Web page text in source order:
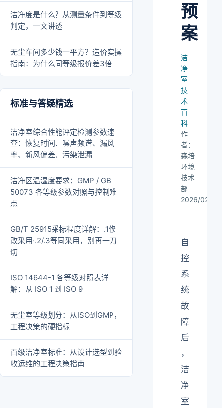
洁净度是什么？从测量条件到等级
判定，一文讲透
无尘车间多少钱一平方？造价实操
指南：为什么同等级报价差3倍
标准与答疑精选
洁净室综合性能评定检测参数速
查：恢复时间、噪声频谱、漏风
率、新风偏差、污染泄漏
洁净区温湿度要求：GMP / GB
50073 各等级参数对照与控制难
点
GB/T 25915采标程度详解：.1修
改采用·.2/.3等同采用，别再一刀
切
ISO 14644-1 各等级对照表详
解：从 ISO 1 到 ISO 9
无尘室等级划分：从ISO到GMP，
工程决策的硬指标
百级洁净室标准：从设计选型到验
收运维的工程决策指南
预
案
洁
净
室
技
术
百
科
作
者：
森培
环境
技术
部
2026/02/28
自
控
系
统
故
障
后
，
洁
净
室